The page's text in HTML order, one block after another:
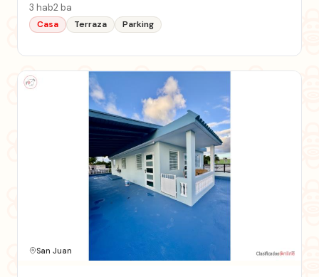
3 hab2 ba
Casa Terraza Parking
San Juan